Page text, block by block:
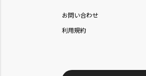
お問い合わせ
利用規約